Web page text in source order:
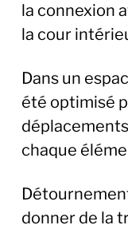
la connexion
la cour
Dans un
été optimisé
chaque
donner de la